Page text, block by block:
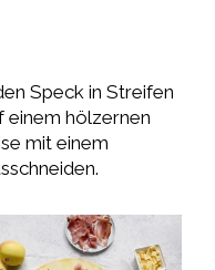
Speck in Streifen
einem hölzernen
mit einem